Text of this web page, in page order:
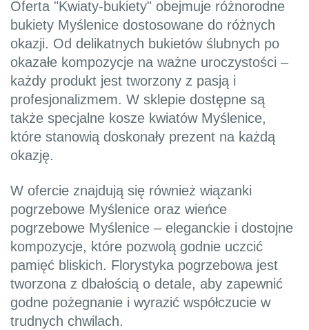
Oferta "Kwiaty-bukiety" obejmuje różnorodne
bukiety Myślenice dostosowane do różnych
okazji. Od delikatnych bukietów ślubnych po
okazałe kompozycje na ważne uroczystości –
każdy produkt jest tworzony z pasją i
profesjonalizmem. W sklepie dostępne są
także specjalne kosze kwiatów Myślenice,
które stanowią doskonały prezent na każdą
okazję.
W ofercie znajdują się również wiązanki
pogrzebowe Myślenice oraz wieńce
pogrzebowe Myślenice – eleganckie i dostojne
kompozycje, które pozwolą godnie uczcić
pamięć bliskich. Florystyka pogrzebowa jest
tworzona z dbałością o detale, aby zapewnić
godne pożegnanie i wyrazić współczucie w
trudnych chwilach.